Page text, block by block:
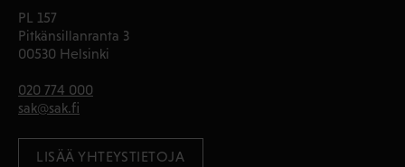
PL 157
Pitkänsillanranta 3
00530 Helsinki
020 774 000
sak@sak.fi
LISÄÄ YHTEYSTIETOJA